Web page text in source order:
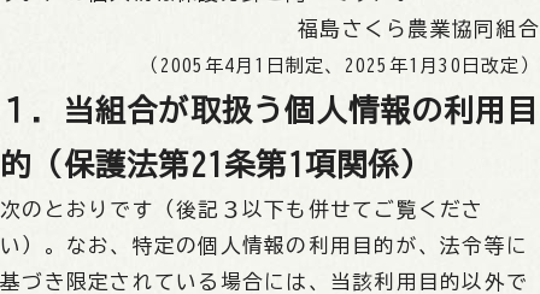
福島さくら農業協同組合
（2005年4月1日制定、2025年1月30日改定）
１．当組合が取扱う個人情報の利用目
的（保護法第21条第1項関係）
次のとおりです（後記３以下も併せてご覧くださ
い）。なお、特定の個人情報の利用目的が、法令等に
基づき限定されている場合には、当該利用目的以外で